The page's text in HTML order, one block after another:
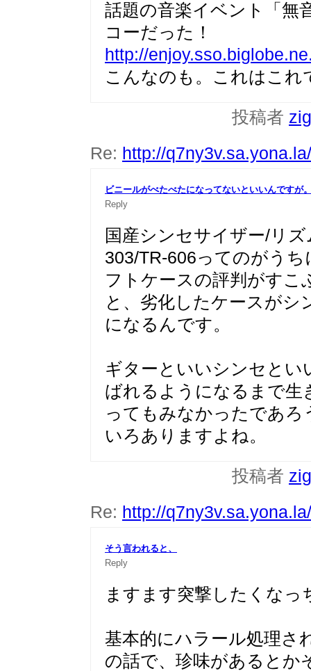
話題の音楽イベント「無
コーだった！
http://
こんなのも。これはこれ
投稿者
Re: http://
ビニールがべたべたになってないといいんですが
Reply
国産シンセサイザー/リ
303/TR-606ってのがう
フトケースの評判がすこ
と、劣化したケースがシ
になるんです。
ギターといいシンセとい
ばれるようになるまで生
ってもみなかったであろ
いろありますよね。
投稿者
Re: http://
そう言われると、
Reply
ますます突撃したくなっ
基本的にハラール処理さ
の話で、珍味があるとか